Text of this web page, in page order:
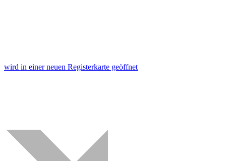
wird in einer neuen Registerkarte geöffnet